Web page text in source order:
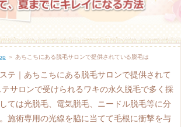
＞ あちこちにある脱毛サロンで提供されている脱毛は
テ｜あちこちにある脱毛サロンで提供されて
サロンで受けられるワキの永久脱毛で多く採
ては光脱毛、電気脱毛、ニードル脱毛等に分
施術専用の光線を脇に当てて毛根に衝撃を与